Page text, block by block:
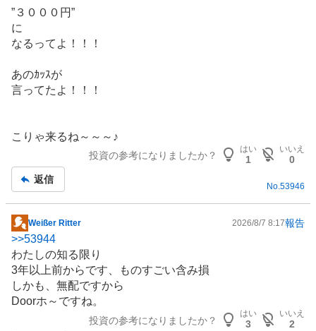
”３０００円”
に
なるってよ！！！
あのｶｯｽが
言ってたよ！！！
こりゃ来るね～～～♪
投資の参考になりましたか？
はい
1
いいえ
0
返信
No.53946
掲
示
板
記
事
Weißer Ritter 2026/8/7 8:17報告
>>53944
わたしの知る限り
3年以上前からです、ものすごい含み損
しかも、無配ですから
Doorホ～ですね。
投資の参考になりましたか？
はい
3
いいえ
2